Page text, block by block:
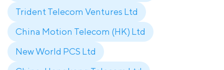
Trident Telecom Ventures Ltd
China Motion Telecom (HK) Ltd
New World PCS Ltd